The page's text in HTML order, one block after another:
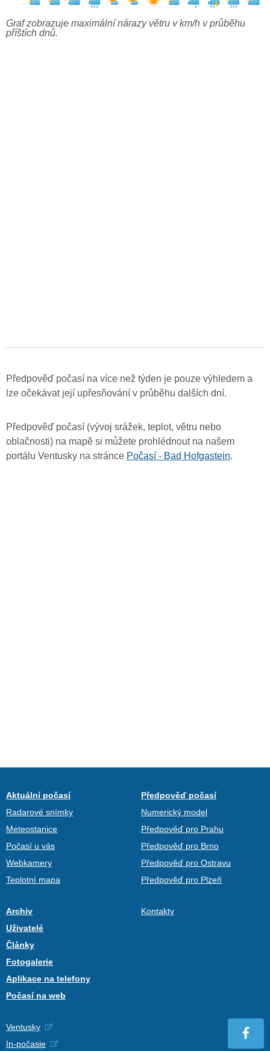
Graf zobrazuje maximální nárazy větru v km/h v průběhu
příštích dnů.
Předpověď počasí na více než týden je pouze výhledem a
lze očekávat její upřesňování v průběhu dalších dní.
Předpověď počasí (vývoj srážek, teplot, větru nebo
oblačnosti) na mapě si můžete prohlédnout na našem
portálu Ventusky na stránce Počasí - Bad Hofgastein.
Aktuální počasí
Radarové snímky
Meteostanice
Počasí u vás
Webkamery
Teplotní mapa
Předpověď počasí
Numerický model
Předpověď pro Prahu
Předpověď pro Brno
Předpověď pro Ostravu
Předpověď pro Plzeň
Archiv
Uživatelé
Články
Fotogalerie
Aplikace na telefony
Počasí na web
Kontakty
Ventusky
In-počasie